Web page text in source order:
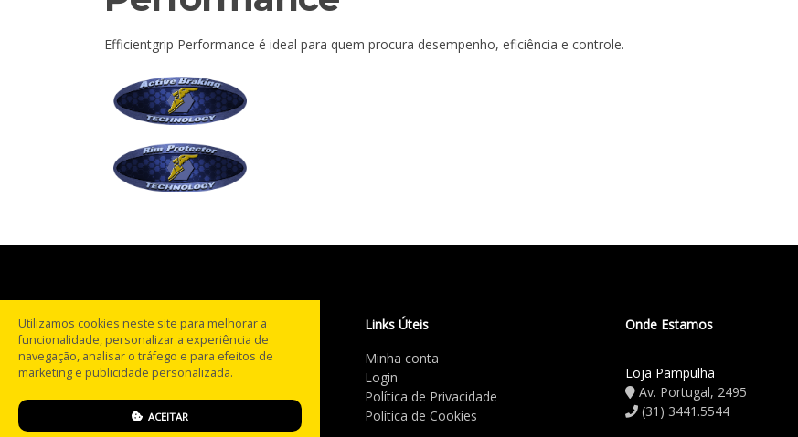
Efficientgrip Performance é ideal para quem procura desempenho, eficiência e controle.
Com mais de 20 anos na
se referência no segmento de
pneus multimarcas em MG.
Links Úteis
Minha conta
Login
Política de Privacidade
Política de Cookies
Onde Estamos
Loja Pampulha
Av. Portugal, 2495
(31) 3441.5544
Utilizamos cookies neste site para melhorar a
funcionalidade, personalizar a experiência de
navegação, analisar o tráfego e para efeitos de
marketing e publicidade personalizada.
ACEITAR